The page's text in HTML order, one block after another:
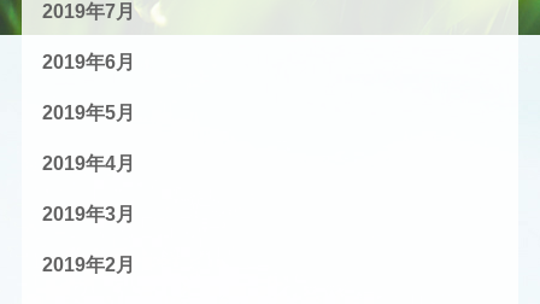
2019年7月
2019年6月
2019年5月
2019年4月
2019年3月
2019年2月